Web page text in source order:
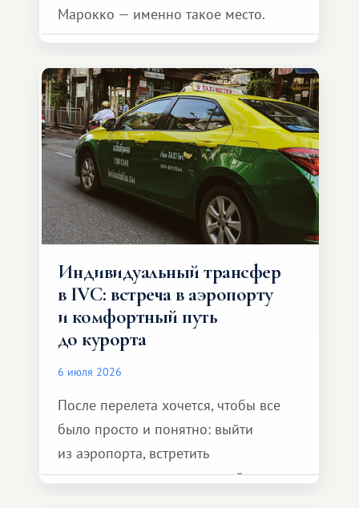
Марокко — именно такое место.
Индивидуальный трансфер
в IVC: встреча в аэропорту
и комфортный путь
до курорта
6 июля 2026
После перелета хочется, чтобы все
было просто и понятно: выйти
из аэропорта, встретить
представителя транспортной